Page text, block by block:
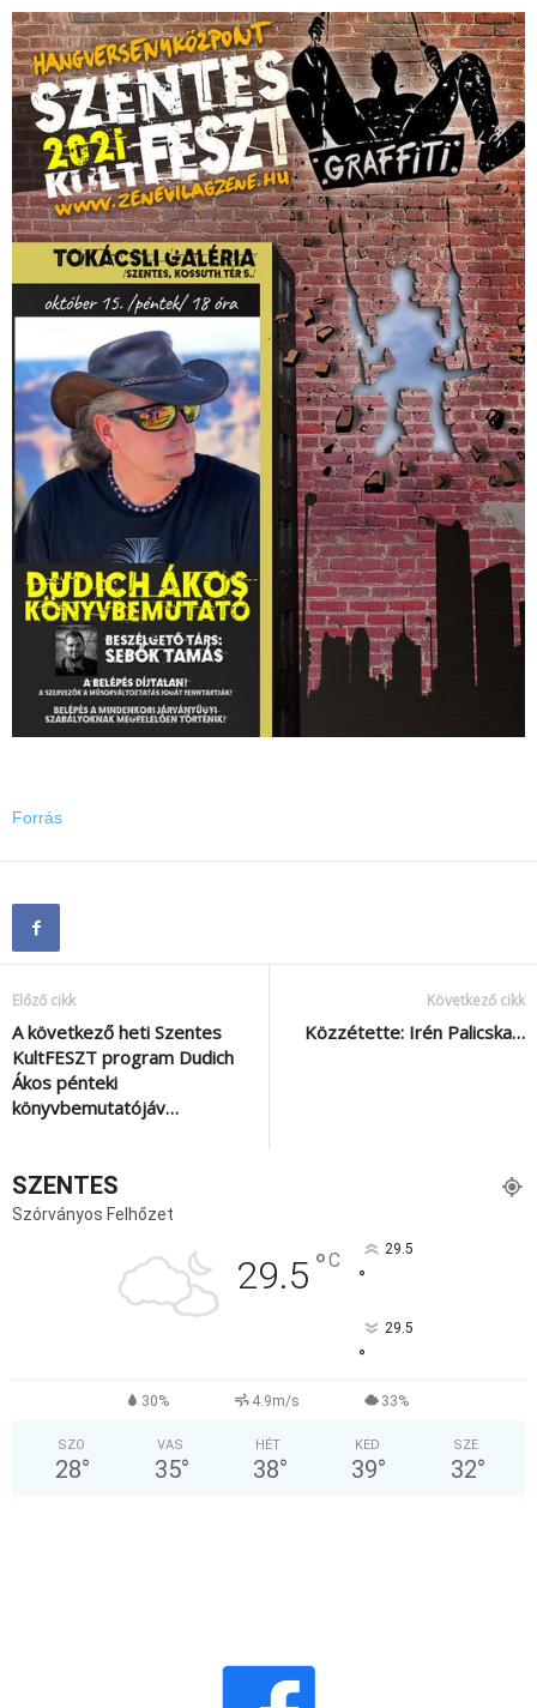
Forrás
Előző cikk
A következő heti Szentes
KultFESZT program Dudich
Ákos pénteki
könyvbemutatójáv…
Következő cikk
Közzétette: Irén Palicska…
SZENTES
Szórványos Felhőzet
29.5 °C 29.5
°
29.5
°
30% 4.9m/s 33%
SZO
28°
VAS
35°
HÉT
38°
KED
39°
SZE
32°